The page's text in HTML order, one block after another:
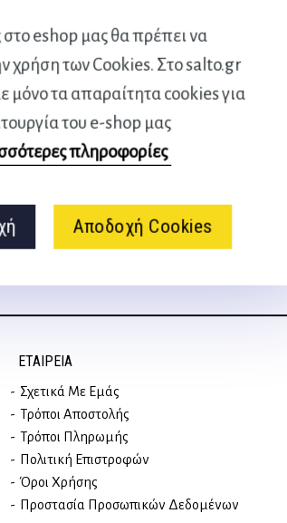
στο eshop μας θα πρέπει να
χρήση των Cookies. Στο salto.gr
μόνο τα απαραίτητα cookies για
του e-shop μας
πληροφορίες
Αποδοχή Cookies
μας
social media
ΕΤΑΙΡΕΊΑ
Σχετικά Με Εμάς
Τρόποι Αποστολής
Τρόποι Πληρωμής
Πολιτική Επιστροφών
Όροι Χρήσης
Προστασία Προσωπικών Δεδομένων